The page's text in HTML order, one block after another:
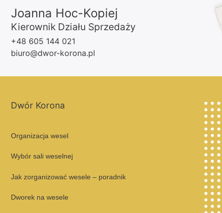
Joanna Hoc-Kopiej
Kierownik Działu Sprzedaży
+48 605 144 021
biuro@dwor-korona.pl
Dwór Korona
Organizacja wesel
Wybór sali weselnej
Jak zorganizować wesele – poradnik
Dworek na wesele